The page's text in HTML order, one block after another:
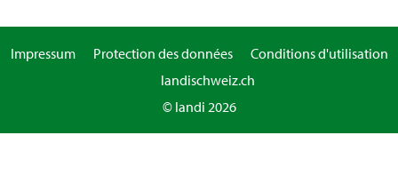
Impressum Protection des données
Conditions d'utilisation
landischweiz.ch
© landi 2026